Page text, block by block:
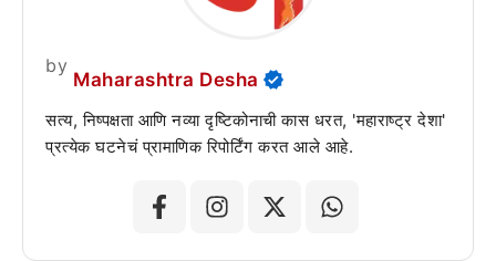
by
Maharashtra Desha
सत्य, निष्पक्षता आणि नव्या दृष्टिकोनाची कास धरत, 'महाराष्ट्र देशा'
प्रत्येक घटनेचं प्रामाणिक रिपोर्टिंग करत आले आहे.